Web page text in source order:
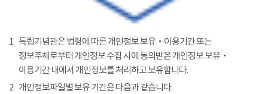
1 독립기념관은 법령에 따른 개인정보 보유‧이용기간 또는
정보주체로부터 개인정보 수집 시에 동의받은 개인정보 보유‧
이용기간 내에서 개인정보를 처리하고 보유합니다.
2 개인정보파일별 보유 기간은 다음과 같습니다.